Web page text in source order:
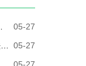
05-27
05-27